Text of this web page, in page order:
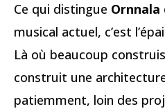
Ce qui distingue Ornnala
musical actuel, c’est
Là où beaucoup
construit une
patiemment, loin des